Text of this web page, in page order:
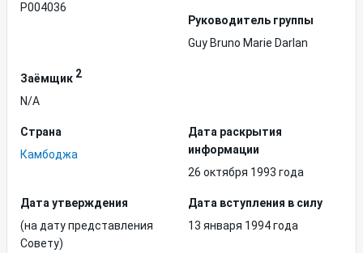
P004036
Руководитель группы
Guy Bruno Marie Darlan
Заёмщик 2
N/A
Страна
Камбоджа
Дата раскрытия
информации
26 октября 1993 года
Дата утверждения
(на дату представления
Совету)
Дата вступления в силу
13 января 1994 года